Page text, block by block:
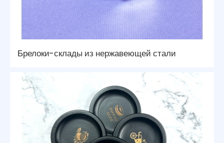
Брелоки-склады из нержавеющей стали